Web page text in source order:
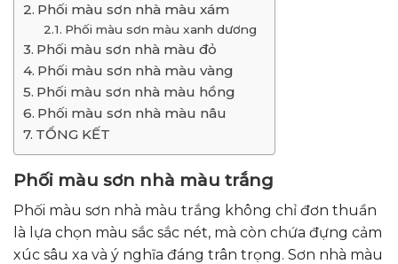
Phối màu sơn nhà màu xám
Phối màu sơn màu xanh dương
Phối màu sơn nhà màu đỏ
Phối màu sơn nhà màu vàng
Phối màu sơn nhà màu hồng
Phối màu sơn nhà màu nâu
TỔNG KẾT
Phối màu sơn nhà màu trắng
Phối màu sơn nhà màu trắng không chỉ đơn thuần
là lựa chọn màu sắc sắc nét, mà còn chứa đựng cảm
xúc sâu xa và ý nghĩa đáng trân trọng. Sơn nhà màu